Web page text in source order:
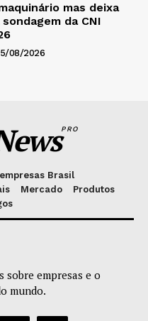
mas deixa
da CNI
08/2026
PRO
Brasil
Mercado
Produtos
empresas e o
mundo.